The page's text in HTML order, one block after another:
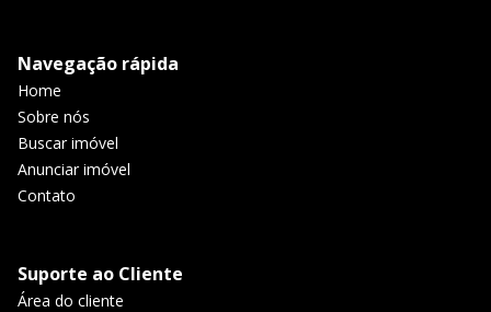
Navegação rápida
Home
Sobre nós
Buscar imóvel
Anunciar imóvel
Contato
Suporte ao Cliente
Área do cliente